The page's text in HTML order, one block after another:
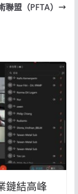
盟（PFTA）
鏈結高峰